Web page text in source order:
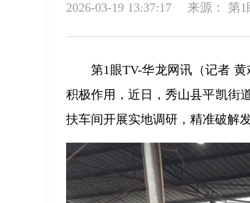
2026-03-19 13:37:17 来源： 第1
第1眼TV-华龙网讯（记者
积极作用，近日，秀山县平凯街
扶车间开展实地调研，精准破解